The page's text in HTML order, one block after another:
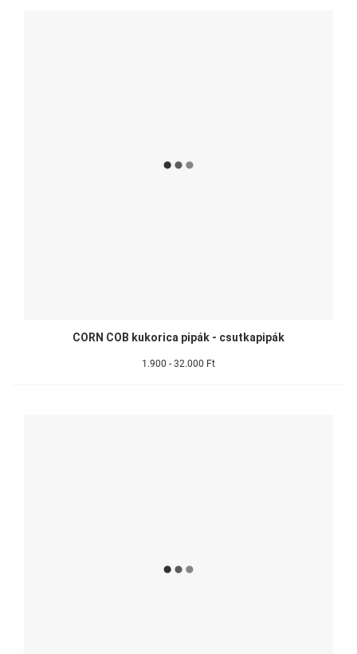
CORN COB kukorica pipák - csutkapipák
1.900 - 32.000 Ft